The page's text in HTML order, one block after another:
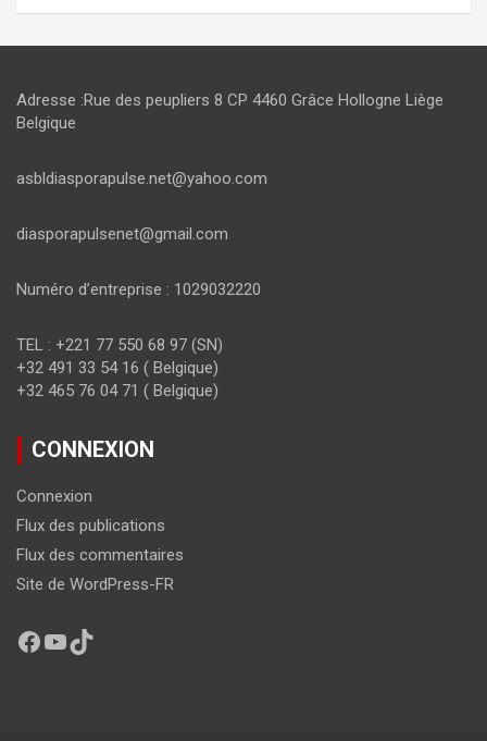
Adresse :Rue des peupliers 8 CP 4460 Grâce Hollogne Liège
Belgique
asbldiasporapulse.net@yahoo.com
diasporapulsenet@gmail.com
Numéro d’entreprise : 1029032220
TEL : +221 77 550 68 97 (SN)
+32 491 33 54 16 ( Belgique)
+32 465 76 04 71 ( Belgique)
CONNEXION
Connexion
Flux des publications
Flux des commentaires
Site de WordPress-FR